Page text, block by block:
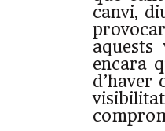
canvi,
aquests
encara
d’haver